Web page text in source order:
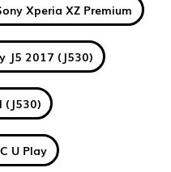
Xperia XZ Premium
J5 2017 (J530)
(J530)
U Play